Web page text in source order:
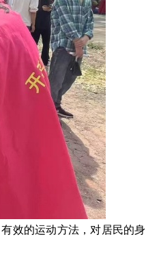
效的运动方法，对居民的